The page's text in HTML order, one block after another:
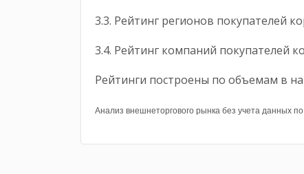
3.3. Рейтинг регионов покупателей
3.4. Рейтинг компаний покупателей
Рейтинги построены по объемам в
Анализ внешнеторгового рынка без учета данных